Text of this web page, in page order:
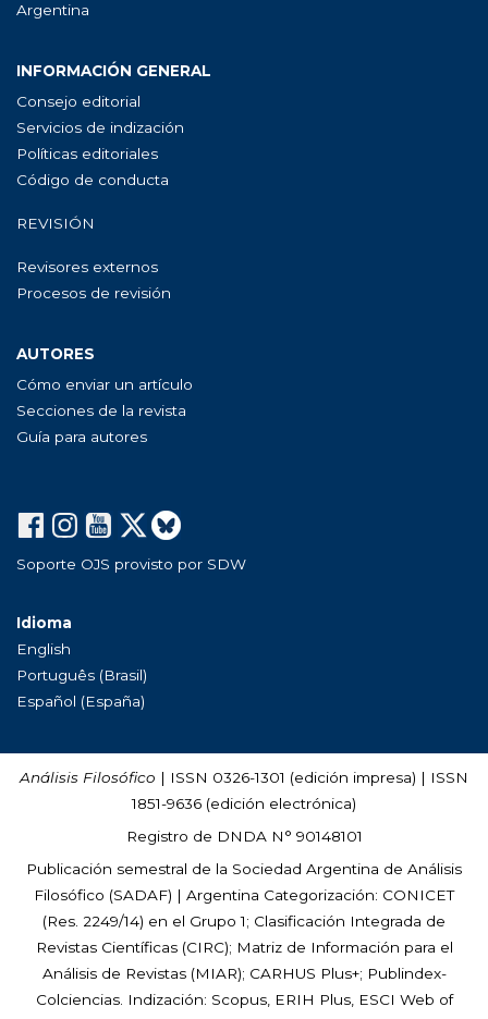
Argentina
INFORMACIÓN GENERAL
Consejo editorial
Servicios de indización
Políticas editoriales
Código de conducta
REVISIÓN
Revisores externos
Procesos de revisión
AUTORES
Cómo enviar un artículo
Secciones de la revista
Guía para autores
Soporte OJS provisto por SDW
Idioma
English
Português (Brasil)
Español (España)
Análisis Filosófico | ISSN 0326-1301 (edición impresa) | ISSN
1851-9636 (edición electrónica)
Registro de DNDA N° 90148101
Publicación semestral de la Sociedad Argentina de Análisis
Filosófico (SADAF) | Argentina Categorización: CONICET
(Res. 2249/14) en el Grupo 1; Clasificación Integrada de
Revistas Científicas (CIRC); Matriz de Información para el
Análisis de Revistas (MIAR); CARHUS Plus+; Publindex-
Colciencias. Indización: Scopus, ERIH Plus, ESCI Web of